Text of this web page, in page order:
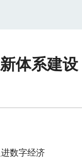
体系建设
数字经济